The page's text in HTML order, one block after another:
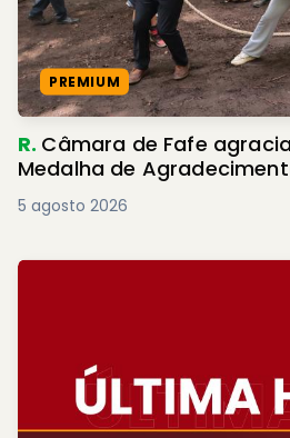
PREMIUM
R. Câmara de Fafe agraciada
Medalha de
5 agosto 2026